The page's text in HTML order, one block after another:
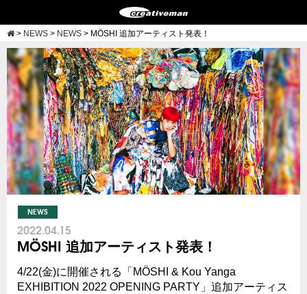
> NEWS > NEWS > MÖSHI 追加アーティスト発表！
NEWS
2022.04.15
MÖSHI 追加アーティスト発表！
4/22(金)に開催される「MÖSHI & Kou Yanga
EXHIBITION 2022 OPENING PARTY」追加アーティス